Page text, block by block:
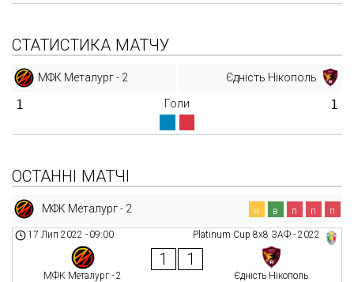
СТАТИСТИКА МАТЧУ
МФК Металург - 2 Єдність Нікополь
1 Голи 1
ОСТАННІ МАТЧІ
МФК Металург - 2 н в п п п
Platinum Cup 8х8 ЗАФ - 2022
17 Лип 2022 - 09:00
МФК Металург - 2
1 1
Єдність Нікополь